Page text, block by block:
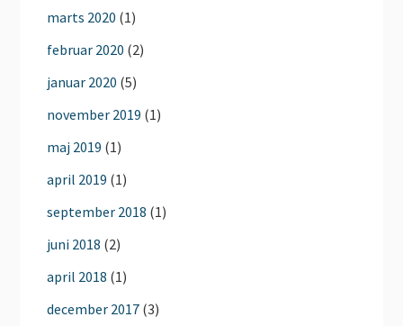
marts 2020 (1)
februar 2020 (2)
januar 2020 (5)
november 2019 (1)
maj 2019 (1)
april 2019 (1)
september 2018 (1)
juni 2018 (2)
april 2018 (1)
december 2017 (3)